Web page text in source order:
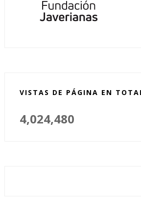
VISTAS DE PÁGINA EN
4,024,480